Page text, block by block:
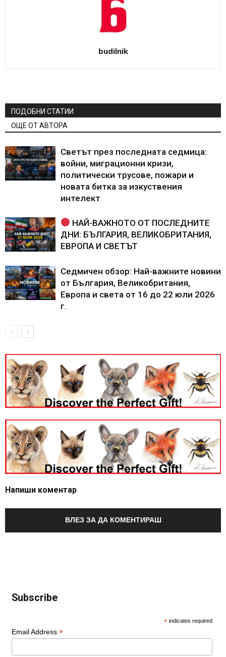
budilnik
ПОДОБНИ СТАТИИ
ОЩЕ ОТ АВТОРА
Светът през последната седмица:
войни, миграционни кризи,
политически трусове, пожари и
новата битка за изкуствения
интелект
НАЙ-ВАЖНОТО ОТ ПОСЛЕДНИТЕ
ДНИ: БЪЛГАРИЯ, ВЕЛИКОБРИТАНИЯ,
ЕВРОПА И СВЕТЪТ
Седмичен обзор: Най-важните новини
от България, Великобритания,
Европа и света от 16 до 22 юли 2026
г.
Напиши коментар
ВЛЕЗ ЗА ДА КОМЕНТИРАШ
Subscribe
* indicates required
Email Address *